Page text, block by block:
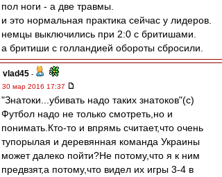
пол ноги - а две травмы.
и это нормальная практика сейчас у лидеров.
немцы выключились при 2:0 с бритишами.
а бритиши с голландией обороты сбросили.
vlad45 -
30 мар 2016 17:37
"Знатоки...убивать надо таких знатоков"(с)
Футбол надо не только смотреть,но и
понимать.Кто-то и впрямь считает,что очень
тупорылая и деревянная команда Украины
может далеко пойти?Не потому,что я к ним
предвзят,а потому,что видел их игры 3-4 в